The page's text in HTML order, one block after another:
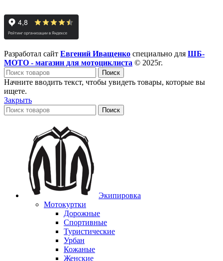
Разработал сайт Евгений Иващенко специально для ШБ-
МОТО - магазин для мотоциклиста © 2025г.
Поиск
Начните вводить текст, чтобы увидеть товары, которые вы
ищете.
Закрыть
Поиск
Экипировка
Мотокуртки
Дорожные
Спортивные
Туристические
Урбан
Кожаные
Женские